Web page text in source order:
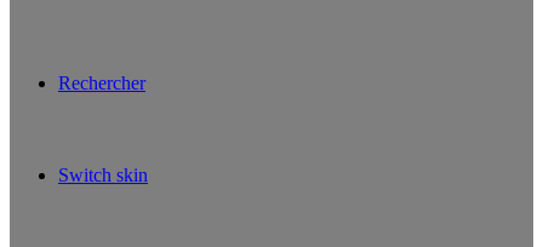
Rechercher
Switch skin